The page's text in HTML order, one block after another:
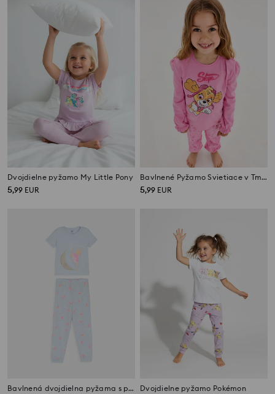
Dvojdielne pyžamo My Little Pony
5,99 EUR
Bavlnené Pyžamo Svietiace v Tme PAW Patrol
5,99 EUR
Bavlnená dvojdielna pyžama s potlačou Dvojdielne pyžamo Pokémon